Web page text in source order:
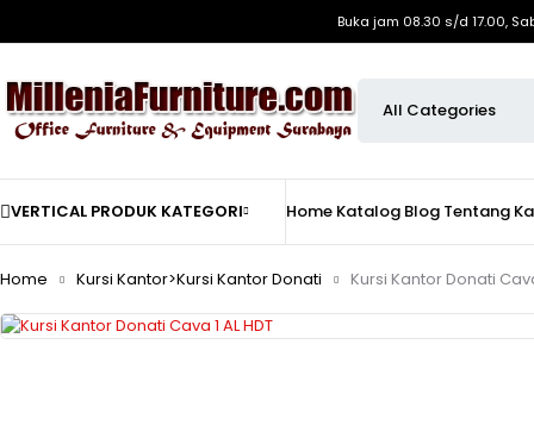
Buka jam 08.30 s/d 17.00,
VERTICAL PRODUK KATEGORI Home Katalog Blog Tentang
Home Kursi Kantor>Kursi Kantor Donati Kursi Kantor Donati